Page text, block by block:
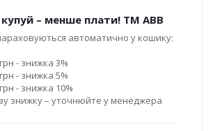
купуй – менше плати! ТМ ABB
автоматично у кошику:
- знижка 3%
- знижка 5%
- знижка 10%
знижку – уточнюйте у менеджера